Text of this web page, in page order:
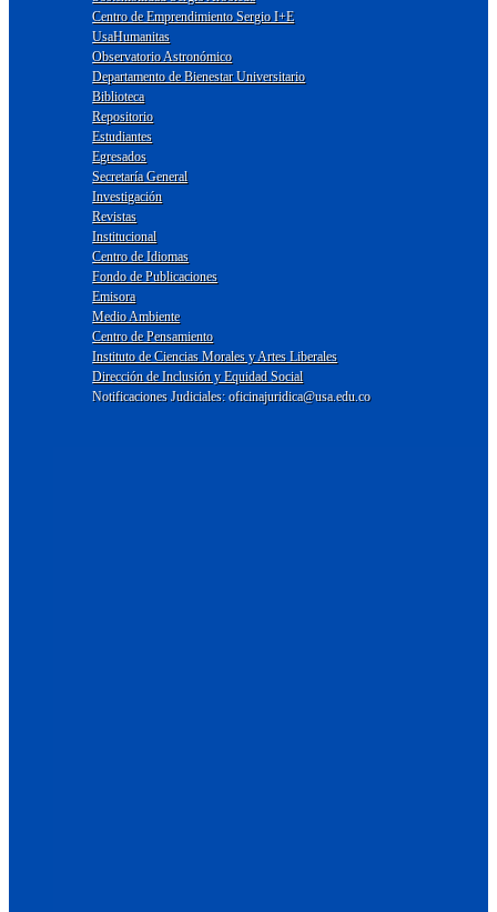
Centro de Emprendimiento Sergio I+E
UsaHumanitas
Observatorio Astronómico
Departamento de Bienestar Universitario
Biblioteca
Repositorio
Estudiantes
Egresados
Secretaría General
Investigación
Revistas
Institucional
Centro de Idiomas
Fondo de Publicaciones
Emisora
Medio Ambiente
Centro de Pensamiento
Instituto de Ciencias Morales y Artes Liberales
Dirección de Inclusión y Equidad Social
Notificaciones Judiciales: oficinajuridica@usa.edu.co